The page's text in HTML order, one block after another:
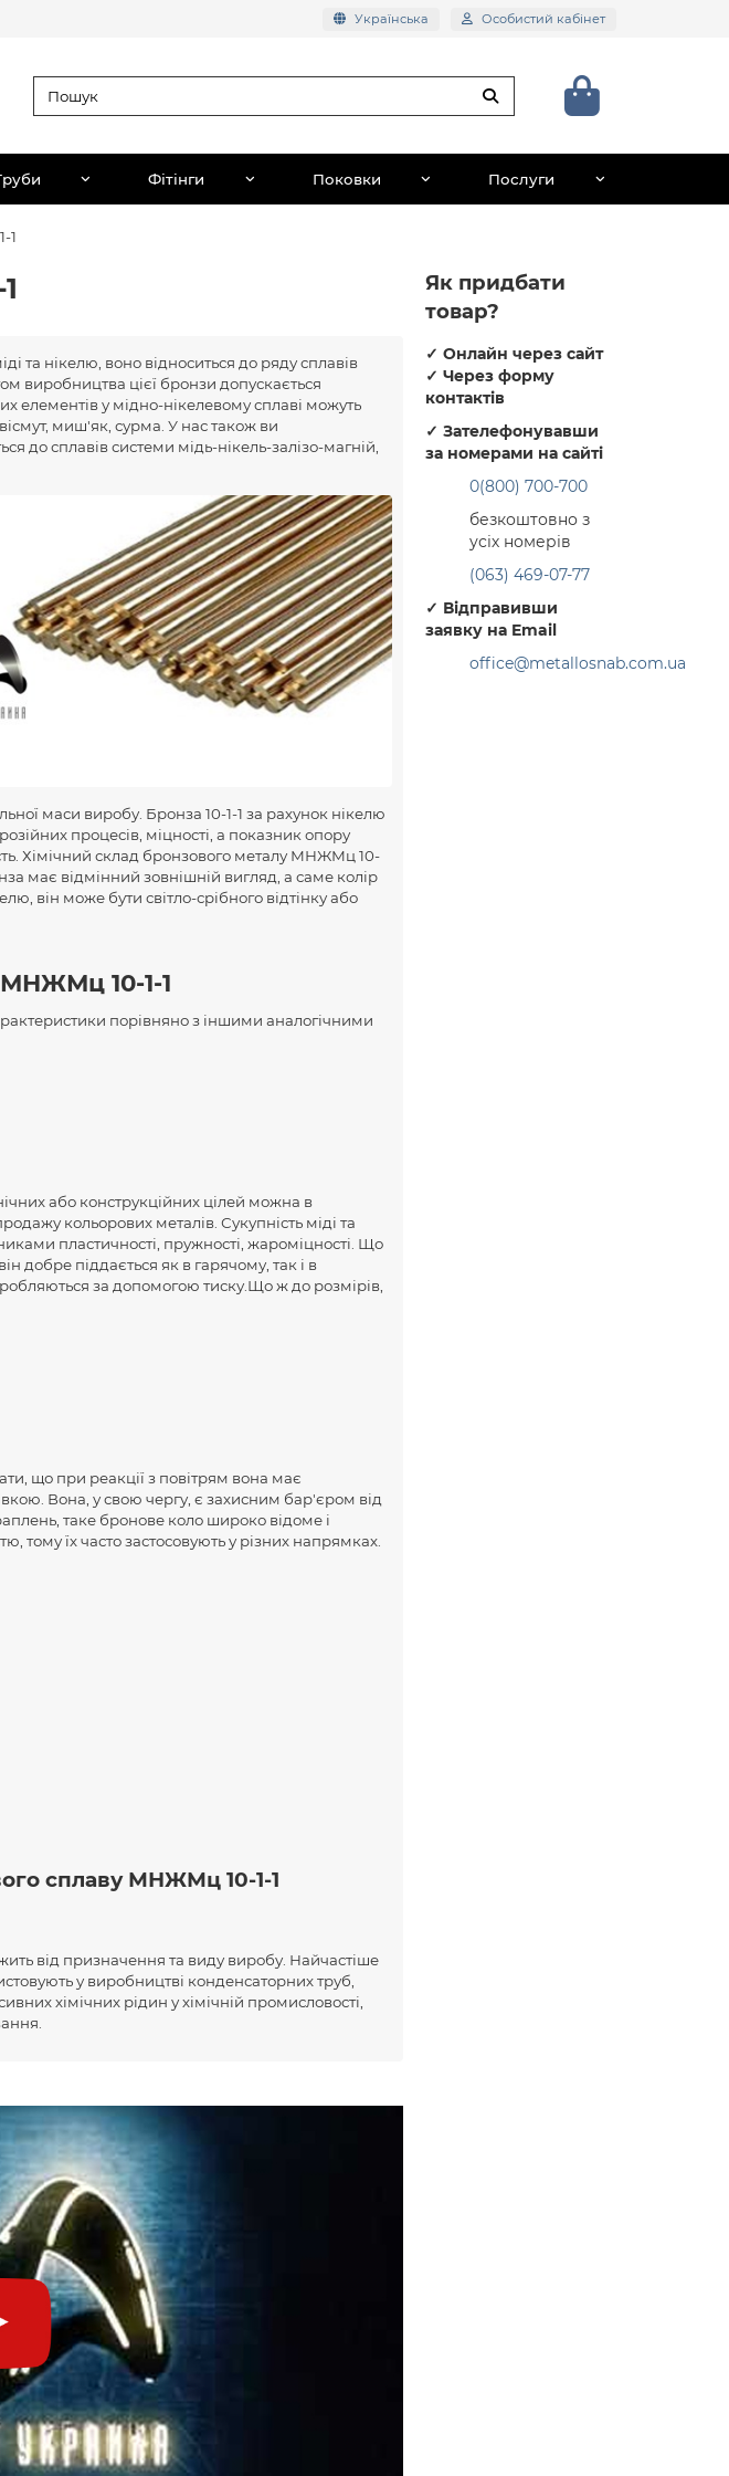
Українська Особистий кабінет
Фітінги Поковки Послуги
1
та нікелю, воно відноситься до ряду сплавів
виробництва цієї бронзи допускається
елементів у мідно-нікелевому сплаві можуть
миш'як, сурма. У нас також ви
до сплавів системи мідь-нікель-залізо-магній,
маси виробу. Бронза 10-1-1 за рахунок нікелю
процесів, міцності, а показник опору
Хімічний склад бронзового металу МНЖМц 10-
має відмінний зовнішній вигляд, а саме колір
він може бути світло-срібного відтінку або
МНЖМц 10-1-1
порівняно з іншими аналогічними
або конструкційних цілей можна в
кольорових металів. Сукупність міді та
пластичності, пружності, жароміцності. Що
добре піддається як в гарячому, так і в
за допомогою тиску.Що ж до розмірів,
що при реакції з повітрям вона має
Вона, у свою чергу, є захисним бар'єром від
таке бронове коло широко відоме і
тому їх часто застосовують у різних напрямках.
сплаву МНЖМц 10-1-1
від призначення та виду виробу. Найчастіше
у виробництві конденсаторних труб,
хімічних рідин у хімічній промисловості,
Як придбати
товар?
✓ Онлайн через сайт
✓ Через форму
контактів
✓ Зателефонувавши
за номерами на сайті
0(800) 700-700
безкоштовно з
усіх номерів
(063) 469-07-77
✓ Відправивши
заявку на Email
office@metallosnab.com.ua